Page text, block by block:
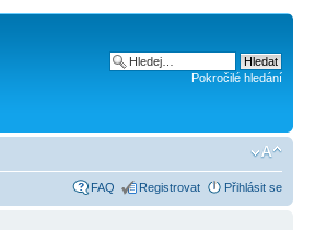
Pokročilé hledání
FAQ Registrovat Přihlásit se